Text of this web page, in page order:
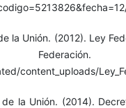
la Unión. (2012). Ley
content_uploads/
la Unión. (2014).